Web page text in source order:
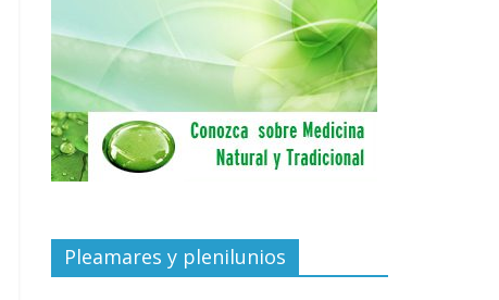
Pleamares y plenilunios